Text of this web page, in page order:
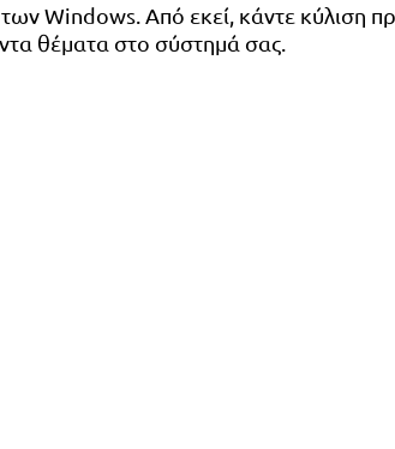
Windows. Από εκεί, κάντε κύλιση
θέματα στο σύστημά σας.